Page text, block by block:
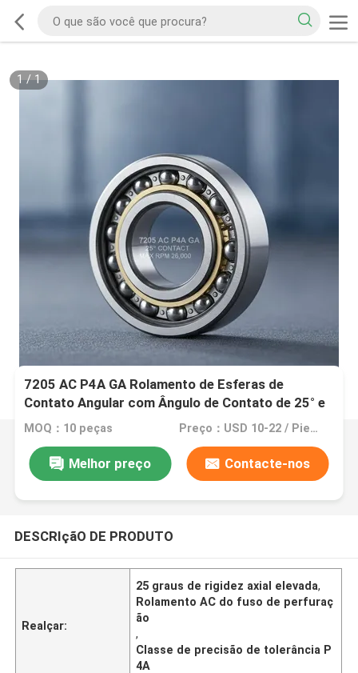
1/1
7205 AC P4A GA Rolamento de Esferas de
Contato Angular com Ângulo de Contato de 25° e
Precisão P4A para Aplicações de 26.000 RPM
MOQ：10 peças Preço：USD 10-22 / Piece
Melhor preço Contacte-nos
DESCRIçãO DE PRODUTO
Realçar:
25 graus de rigidez axial elevada,
Rolamento AC do fuso de perfuraç
ão
,
Classe de precisão de tolerância P
4A